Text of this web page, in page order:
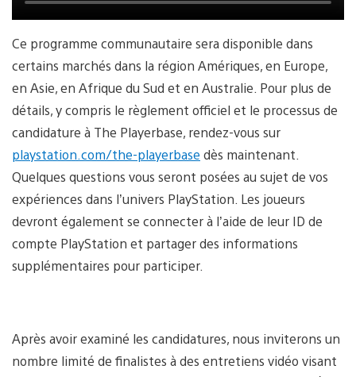
Ce programme communautaire sera disponible dans
certains marchés dans la région Amériques, en Europe,
en Asie, en Afrique du Sud et en Australie. Pour plus de
détails, y compris le règlement officiel et le processus de
candidature à The Playerbase, rendez-vous sur
playstation.com/the-playerbase dès maintenant.
Quelques questions vous seront posées au sujet de vos
expériences dans l’univers PlayStation. Les joueurs
devront également se connecter à l’aide de leur ID de
compte PlayStation et partager des informations
supplémentaires pour participer.
Après avoir examiné les candidatures, nous inviterons un
nombre limité de finalistes à des entretiens vidéo visant